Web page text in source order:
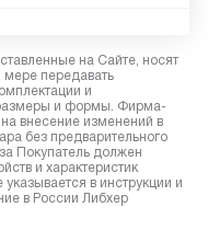
на Сайте, носят
мере передавать
и
размеры и формы. Фирма-
внесение изменений в
без предварительного
Покупатель должен
и характеристик
в инструкции и
в России Либхер